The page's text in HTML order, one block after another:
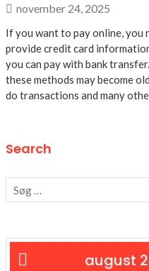
november 24, 2025
If you want to pay online, you
provide credit card
you can pay with bank
these methods may become
do transactions and many
Search
august